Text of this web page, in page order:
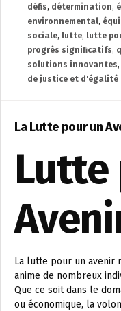
défis, détermination,
environnemental,
sociale, lutte, lutte
progrès significatifs,
solutions innovantes,
de justice et d'égalité
La Lutte pour un
Lutte
La lutte pour un avenir
anime de nombreux
Que ce soit dans le
ou économique, la